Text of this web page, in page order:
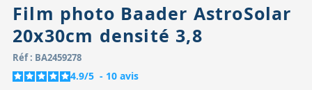
Film photo Baader AstroSolar
20x30cm densité 3,8
Réf : BA2459278
4.9/5 - 10 avis